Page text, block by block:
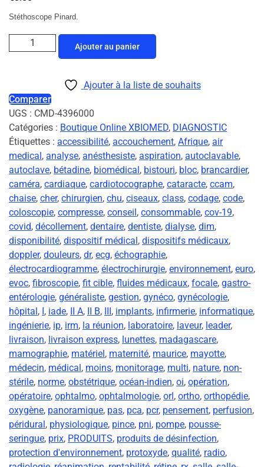
Stéthoscope Pinard.
Ajouter au panier
Ajouter à la liste de souhaits
Comparer
UGS : CMD-4396000
Catégories : Boutique Online XBIOMED, DIAGNOSTIC
Étiquettes : accessibilité, accouchement, Afrique, air
medical, analyse, anésthesiste, aspiration, autoclavable,
autoclave, bétadine, biomédical, bistouri, bloc, brancardier,
caméra, cardiaque, cardiotocographe, cataracte, ccam,
chaise, cher, chirurgien, chu, ciseaux, class, codage, code,
coloscopie, compresse, conseil, consommable, cov-19,
covid, décollement, dentaire, dentiste, dialyse, dim,
disponibilité, dispositif médical, dispositifs médicaux,
doppler, douleurs, dr, ecg, échographie,
électrocardiogramme, électrochirurgie, environnement, euro,
evoc, fibroscopie, fit cible, fluides médicaux, focale, gastro-
entérologie, généraliste, gestion, gynéco, gynécologie,
hôpital, I, iade, II A, II B, III, implants, infirmerie, informatique,
ingénierie, ip, irm, la réunion, laboratoire, laveur, leader,
livraison, livraison express, lunettes, madagascare,
mamographie, matériel, maternité, maurice, mayotte,
médecin, médical, moins, monitorage, multi, nature, non-
stérile, norme, obstétrique, océan-indien, oi, opération,
opératoire, ophtalmo, ophtalmologie, orl, ortho, orthopédie,
oxygène, panoramique, pas, pca, pcr, pensement, perfusion,
péridural, physiologique, pince, pni, pompe, pousse-
seringue, prix, PRODUITS, produits de désinfection,
protection d'environnement, protoxyde, qualité, radio,